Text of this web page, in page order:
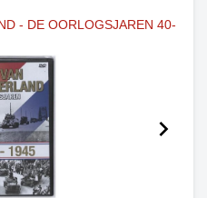
- DE OORLOGSJAREN 40-